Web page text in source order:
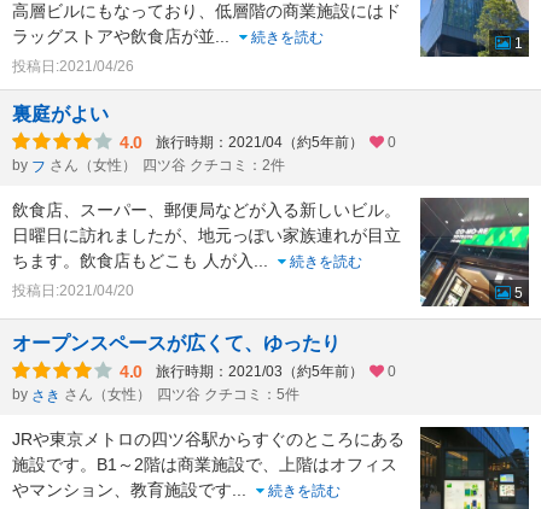
高層ビルにもなっており、低層階の商業施設にはド
ラッグストアや飲食店が並...
続きを読む
投稿日:2021/04/26
1
裏庭がよい
4.0 旅行時期：2021/04（約5年前）
0
by フ さん（女性） 四ツ谷 クチコミ：2件
飲食店、スーパー、郵便局などが入る新しいビル。
日曜日に訪れましたが、地元っぽい家族連れが目立
ちます。飲食店もどこも 人が入...
続きを読む
投稿日:2021/04/20
5
オープンスペースが広くて、ゆったり
4.0 旅行時期：2021/03（約5年前）
0
by さき さん（女性） 四ツ谷 クチコミ：5件
JRや東京メトロの四ツ谷駅からすぐのところにある
施設です。B1～2階は商業施設で、上階はオフィス
やマンション、教育施設です...
続きを読む